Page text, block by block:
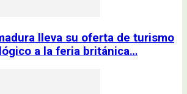
lleva su oferta de turismo
a la feria británica…